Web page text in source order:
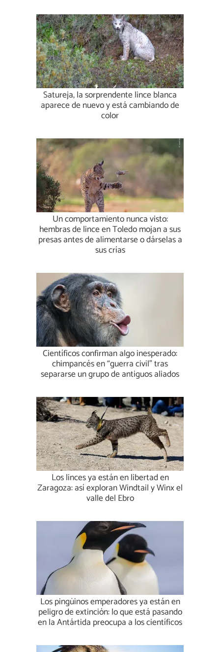
Satureja, la sorprendente lince blanca
aparece de nuevo y está cambiando de
color
Un comportamiento nunca visto:
hembras de lince en Toledo mojan a sus
presas antes de alimentarse o dárselas a
sus crías
Científicos confirman algo inesperado:
chimpancés en “guerra civil” tras
separarse un grupo de antiguos aliados
Los linces ya están en libertad en
Zaragoza: así exploran Windtail y Winx el
valle del Ebro
Los pingüinos emperadores ya están en
peligro de extinción: lo que está pasando
en la Antártida preocupa a los científicos